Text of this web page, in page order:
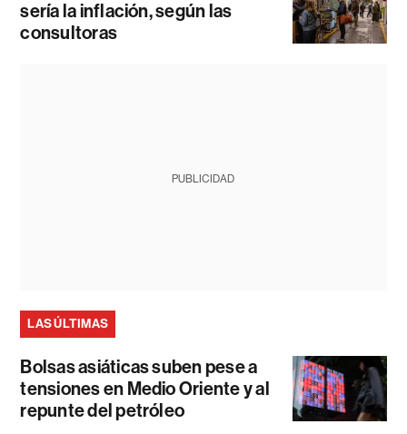
sería la inflación, según las
consultoras
PUBLICIDAD
LAS ÚLTIMAS
Bolsas asiáticas suben pese a
tensiones en Medio Oriente y al
repunte del petróleo